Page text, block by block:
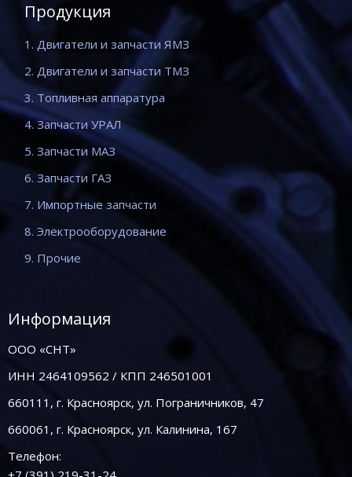
Продукция
1. Двигатели и запчасти ЯМЗ
2. Двигатели и запчасти ТМЗ
3. Топливная аппаратура
4. Запчасти УРАЛ
5. Запчасти МАЗ
6. Запчасти ГАЗ
7. Импортные запчасти
8. Электрооборудование
9. Прочие
Информация
ООО «СНТ»
ИНН 2464109562 / КПП 246501001
660111, г. Красноярск, ул. Пограничников, 47
660061, г. Красноярск, ул. Калинина, 167
Телефон: